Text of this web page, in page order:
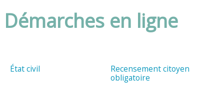
Démarches en ligne
État civil
Recensement citoyen
obligatoire